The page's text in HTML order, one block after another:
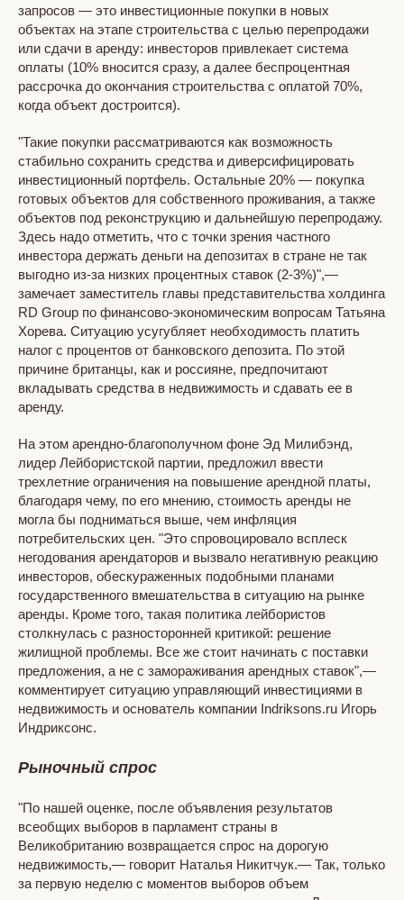
запросов — это инвестиционные покупки в новых
объектах на этапе строительства с целью перепродажи
или сдачи в аренду: инвесторов привлекает система
оплаты (10% вносится сразу, а далее беспроцентная
рассрочка до окончания строительства с оплатой 70%,
когда объект достроится).
"Такие покупки рассматриваются как возможность
стабильно сохранить средства и диверсифицировать
инвестиционный портфель. Остальные 20% — покупка
готовых объектов для собственного проживания, а также
объектов под реконструкцию и дальнейшую перепродажу.
Здесь надо отметить, что с точки зрения частного
инвестора держать деньги на депозитах в стране не так
выгодно из-за низких процентных ставок (2-3%)",—
замечает заместитель главы представительства холдинга
RD Group по финансово-экономическим вопросам Татьяна
Хорева. Ситуацию усугубляет необходимость платить
налог с процентов от банковского депозита. По этой
причине британцы, как и россияне, предпочитают
вкладывать средства в недвижимость и сдавать ее в
аренду.
На этом арендно-благополучном фоне Эд Милибэнд,
лидер Лейбористской партии, предложил ввести
трехлетние ограничения на повышение арендной платы,
благодаря чему, по его мнению, стоимость аренды не
могла бы подниматься выше, чем инфляция
потребительских цен. "Это спровоцировало всплеск
негодования арендаторов и вызвало негативную реакцию
инвесторов, обескураженных подобными планами
государственного вмешательства в ситуацию на рынке
аренды. Кроме того, такая политика лейбористов
столкнулась с разносторонней критикой: решение
жилищной проблемы. Все же стоит начинать с поставки
предложения, а не с замораживания арендных ставок",—
комментирует ситуацию управляющий инвестициями в
недвижимость и основатель компании Indriksons.ru Игорь
Индриксонс.
Рыночный спрос
"По нашей оценке, после объявления результатов
всеобщих выборов в парламент страны в
Великобританию возвращается спрос на дорогую
недвижимость,— говорит Наталья Никитчук.— Так, только
за первую неделю с моментов выборов объем